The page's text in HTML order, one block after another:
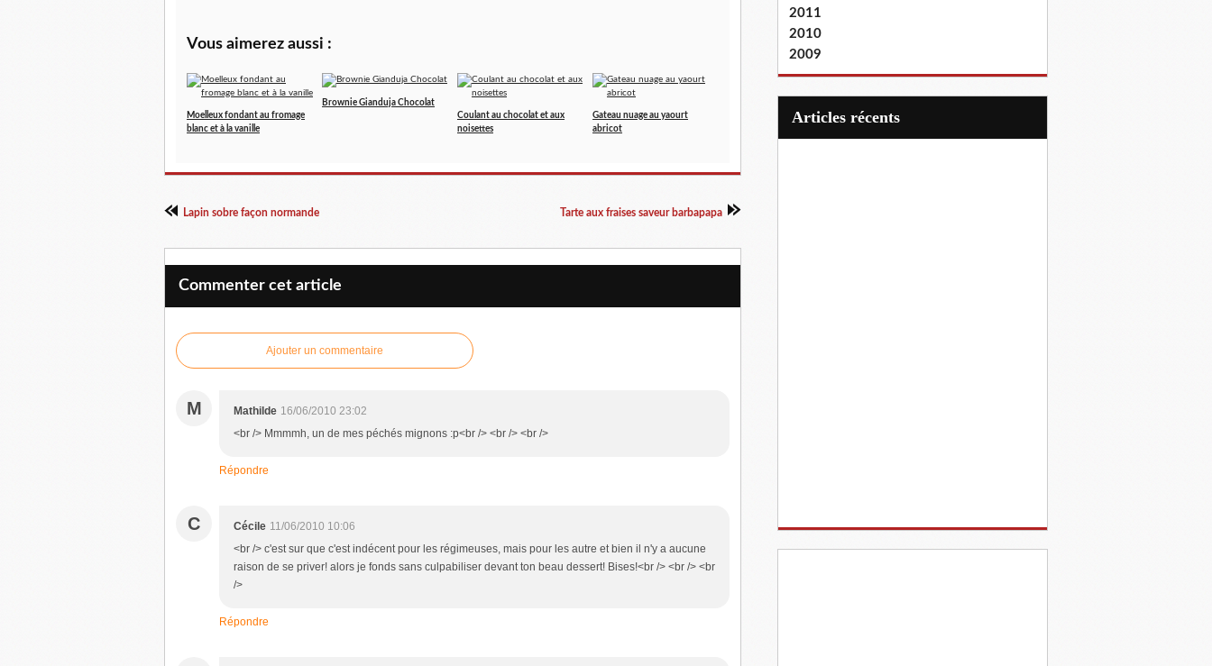
Vous aimerez aussi :
Moelleux fondant au fromage
blanc et à la vanille
Brownie Gianduja Chocolat
Coulant au chocolat et aux
noisettes
Gateau nuage au yaourt
abricot
Lapin sobre façon normande Tarte aux fraises saveur barbapapa
Commenter cet article
Ajouter un commentaire
M Mathilde 16/06/2010 23:02
<br /> Mmmmh, un de mes péchés mignons :p<br /> <br /> <br />
Répondre
C Cécile 11/06/2010 10:06
<br /> c'est sur que c'est indécent pour les régimeuses, mais pour les autre et bien il n'y a aucune
raison de se priver! alors je fonds sans culpabiliser devant ton beau dessert! Bises!<br /> <br /> <br
/>
Répondre
2011
2010
2009
articles récents